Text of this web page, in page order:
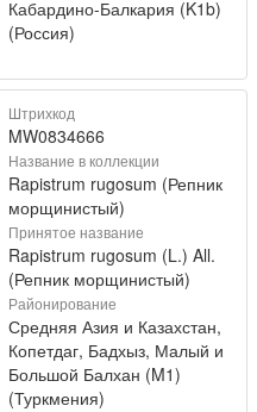
Кабардино-Балкария (K1b)
(Россия)
Штрихкод
MW0834666
Название в коллекции
Rapistrum rugosum (Репник
морщинистый)
Принятое название
Rapistrum rugosum (L.) All.
(Репник морщинистый)
Районирование
Средняя Азия и Казахстан,
Копетдаг, Бадхыз, Малый и
Большой Балхан (M1)
(Туркмения)